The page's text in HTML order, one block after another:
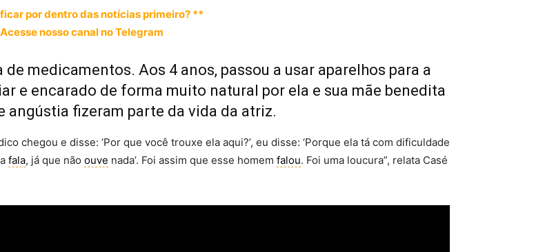
por dentro das notícias primeiro? **
Acesse nosso canal no Telegram
medicamentos. Aos 4 anos, passou a usar aparelhos para a
e encarado de forma muito natural por ela e sua mãe benedita
angústia fizeram parte da vida da atriz.
chegou e disse: ‘Por que você trouxe ela aqui?’, eu disse: ‘Porque ela tá com dificuldade
fala, já que não ouve nada’. Foi assim que esse homem falou. Foi uma loucura”, relata Casé